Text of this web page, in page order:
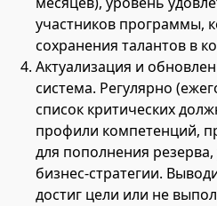
участников программы,
сохранения талантов в
Актуализация и
система. Регулярно
список критических
профили компетенций,
для пополнения
бизнес-стратегии.
достиг цели или не